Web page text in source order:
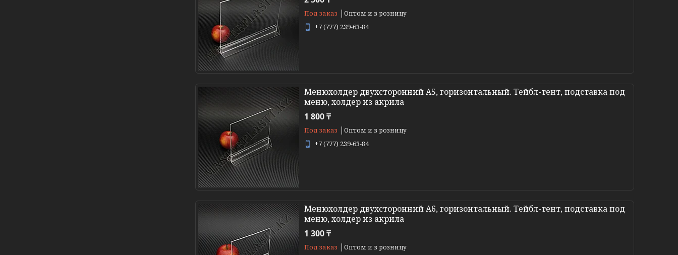
Под заказ Оптом и в розницу
+7 (777) 239-63-84
Менюхолдер двухсторонний А5, горизонтальный. Тейбл-тент, подставка под
меню, холдер из акрила
1 800 ₸
Под заказ Оптом и в розницу
+7 (777) 239-63-84
Менюхолдер двухсторонний А6, горизонтальный. Тейбл-тент, подставка под
меню, холдер из акрила
1 300 ₸
Под заказ Оптом и в розницу